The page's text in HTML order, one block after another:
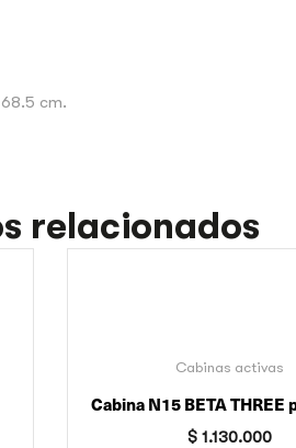
cm.
relacionados
Cabinas activas
Cabina N15 BETA THREE
$1.130.000